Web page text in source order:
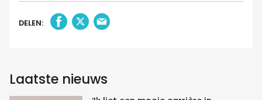
DELEN:
Laatste nieuws